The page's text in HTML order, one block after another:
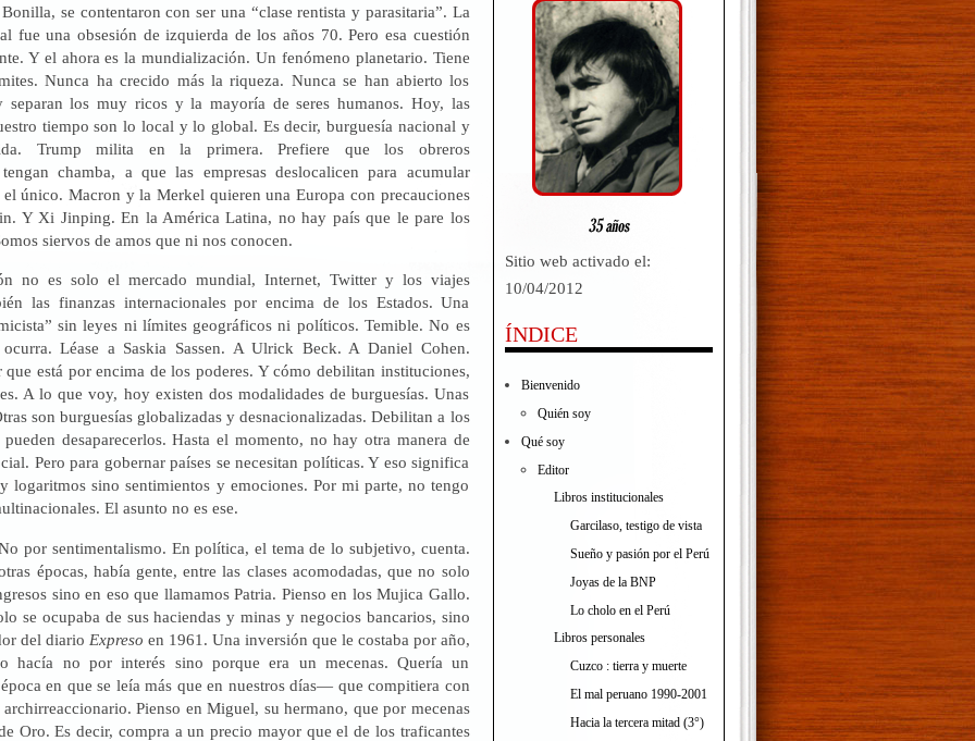
se contentaron con ser una “clase rentista y parasitaria”. La
fue una obsesión de izquierda de los años 70. Pero esa cuestión
Y el ahora es la mundialización. Un fenómeno planetario. Tiene
Nunca ha crecido más la riqueza. Nunca se han abierto los
separan los muy ricos y la mayoría de seres humanos. Hoy, las
tiempo son lo local y lo global. Es decir, burguesía nacional y
Trump milita en la primera. Prefiere que los obreros
tengan chamba, a que las empresas deslocalicen para acumular
el único. Macron y la Merkel quieren una Europa con precauciones
Y Xi Jinping. En la América Latina, no hay país que le pare los
siervos de amos que ni nos conocen.
no es solo el mercado mundial, Internet, Twitter y los viajes
las finanzas internacionales por encima de los Estados. Una
sin leyes ni límites geográficos ni políticos. Temible. No es
Léase a Saskia Sassen. A Ulrick Beck. A Daniel Cohen.
que está por encima de los poderes. Y cómo debilitan instituciones,
A lo que voy, hoy existen dos modalidades de burguesías. Unas
son burguesías globalizadas y desnacionalizadas. Debilitan a los
desaparecerlos. Hasta el momento, no hay otra manera de
Pero para gobernar países se necesitan políticas. Y eso significa
logaritmos sino sentimientos y emociones. Por mi parte, no tengo
El asunto no es ese.
por sentimentalismo. En política, el tema de lo subjetivo, cuenta.
épocas, había gente, entre las clases acomodadas, que no solo
sino en eso que llamamos Patria. Pienso en los Mujica Gallo.
se ocupaba de sus haciendas y minas y negocios bancarios, sino
del diario Expreso en 1961. Una inversión que le costaba por año,
hacía no por interés sino porque era un mecenas. Quería un
en que se leía más que en nuestros días— que compitiera con
Pienso en Miguel, su hermano, que por mecenas
Oro. Es decir, compra a un precio mayor que el de los traficantes
Sitio web activado el:
10/04/2012
ÍNDICE
Bienvenido
Quién soy
Qué soy
Editor
Libros institucionales
Garcilaso, testigo de vista
Sueño y pasión por el Perú
Joyas de la BNP
Lo cholo en el Perú
Libros personales
Cuzco : tierra y muerte
El mal peruano 1990-2001
Hacia la tercera mitad (3°)